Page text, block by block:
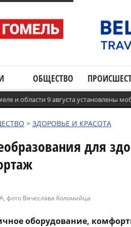
ОБЩЕСТВО
и области 9 августа установлены
> ЗДОРОВЬЕ И КРАСОТА
для
, фото Вячеслава Коломийца
оборудование,